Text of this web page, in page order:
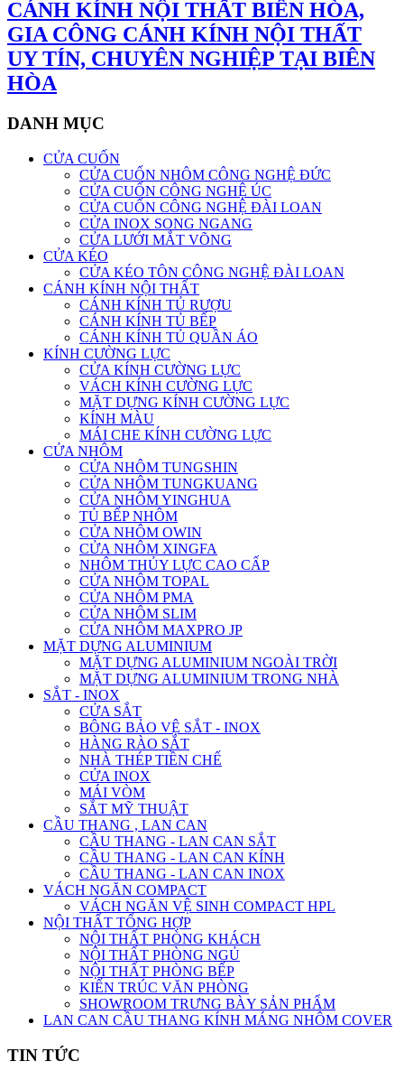
CÁNH KÍNH NỘI THẤT BIÊN HÒA,
GIA CÔNG CÁNH KÍNH NỘI THẤT
UY TÍN, CHUYÊN NGHIỆP TẠI BIÊN
HÒA
DANH MỤC
CỬA CUỐN
CỬA CUỐN NHÔM CÔNG NGHỆ ĐỨC
CỬA CUỐN CÔNG NGHỆ ÚC
CỬA CUỐN CÔNG NGHỆ ĐÀI LOAN
CỬA INOX SONG NGANG
CỬA LƯỚI MẮT VÕNG
CỬA KÉO
CỬA KÉO TÔN CÔNG NGHỆ ĐÀI LOAN
CÁNH KÍNH NỘI THẤT
CÁNH KÍNH TỦ RƯỢU
CÁNH KÍNH TỦ BẾP
CÁNH KÍNH TỦ QUẦN ÁO
KÍNH CƯỜNG LỰC
CỬA KÍNH CƯỜNG LỰC
VÁCH KÍNH CƯỜNG LỰC
MẶT DỰNG KÍNH CƯỜNG LỰC
KÍNH MÀU
MÁI CHE KÍNH CƯỜNG LỰC
CỬA NHÔM
CỬA NHÔM TUNGSHIN
CỬA NHÔM TUNGKUANG
CỬA NHÔM YINGHUA
TỦ BẾP NHÔM
CỬA NHÔM OWIN
CỬA NHÔM XINGFA
NHÔM THỦY LỰC CAO CẤP
CỬA NHÔM TOPAL
CỬA NHÔM PMA
CỬA NHÔM SLIM
CỬA NHÔM MAXPRO JP
MẶT DỰNG ALUMINIUM
MẶT DỰNG ALUMINIUM NGOÀI TRỜI
MẶT DỰNG ALUMINIUM TRONG NHÀ
SẮT - INOX
CỬA SẮT
BÔNG BẢO VỆ SẮT - INOX
HÀNG RÀO SẮT
NHÀ THÉP TIỀN CHẾ
CỬA INOX
MÁI VÒM
SẮT MỸ THUẬT
CẦU THANG , LAN CAN
CẦU THANG - LAN CAN SẮT
CẦU THANG - LAN CAN KÍNH
CẦU THANG - LAN CAN INOX
VÁCH NGĂN COMPACT
VÁCH NGĂN VỆ SINH COMPACT HPL
NỘI THẤT TỔNG HỢP
NỘI THẤT PHÒNG KHÁCH
NỘI THẤT PHÒNG NGỦ
NỘI THẤT PHÒNG BẾP
KIẾN TRÚC VĂN PHÒNG
SHOWROOM TRƯNG BÀY SẢN PHẨM
LAN CAN CẦU THANG KÍNH MÁNG NHÔM COVER
TIN TỨC